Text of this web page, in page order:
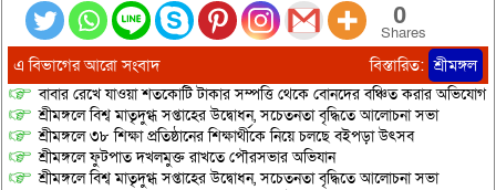
0
Shares
এ বিভাগের আরো সংবাদ বিস্তারিত: শ্রীমঙ্গল
বাবার রেখে যাওয়া শতকোটি টাকার সম্পত্তি থেকে বোনদের বঞ্চিত করার অভিযোগ
শ্রীমঙ্গলে বিশ্ব মাতৃদুগ্ধ সপ্তাহের উদ্বোধন, সচেতনতা বৃদ্ধিতে আলোচনা সভা
শ্রীমঙ্গলে ৩৮ শিক্ষা প্রতিষ্ঠানের শিক্ষার্থীকে নিয়ে চলছে বইপড়া উৎসব
শ্রীমঙ্গলে ফুটপাত দখলমুক্ত রাখতে পৌরসভার অভিযান
শ্রীমঙ্গলে বিশ্ব মাতৃদুগ্ধ সপ্তাহের উদ্বোধন, সচেতনতা বৃদ্ধিতে আলোচনা সভা